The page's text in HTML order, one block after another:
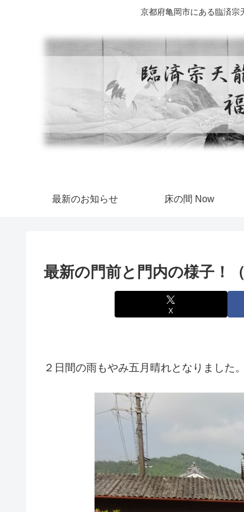
京都府亀岡市にある臨済宗
最新のお知らせ 床の間 Now
最新の門前と門内の様子！
X
２日間の雨もやみ五月晴れとなりました。